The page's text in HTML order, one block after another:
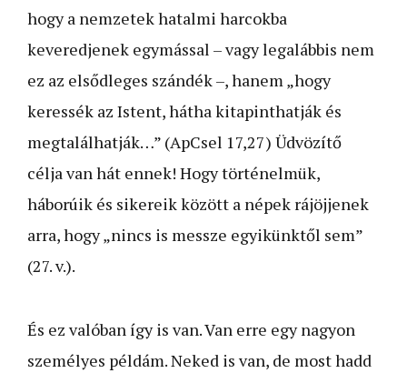
hogy a nemzetek hatalmi harcokba
keveredjenek egymással – vagy legalábbis nem
ez az elsődleges szándék –, hanem „hogy
keressék az Istent, hátha kitapinthatják és
megtalálhatják…” (ApCsel 17,27) Üdvözítő
célja van hát ennek! Hogy történelmük,
háborúik és sikereik között a népek rájöjjenek
arra, hogy „nincs is messze egyikünktől sem”
(27. v.).
És ez valóban így is van. Van erre egy nagyon
személyes példám. Neked is van, de most hadd